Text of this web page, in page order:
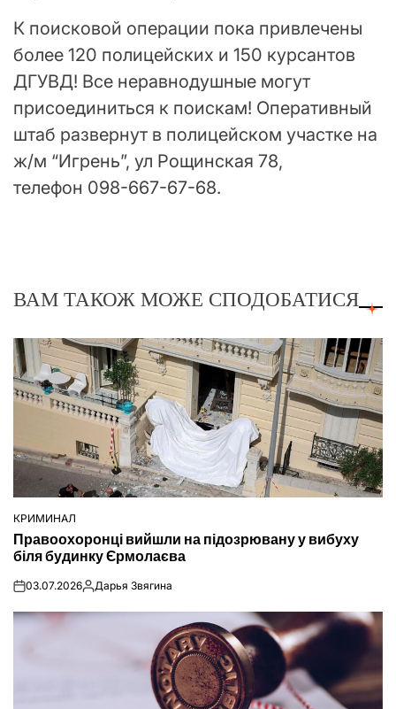
К поисковой операции пока привлечены
более 120 полицейских и 150 курсантов
ДГУВД! Все неравнодушные могут
присоединиться к поискам! Оперативный
штаб развернут в полицейском участке на
ж/м “Игрень”, ул Рощинская 78,
телефон 098-667-67-68.
ВАМ ТАКОЖ МОЖЕ СПОДОБАТИСЯ
ОПУБЛІКУВАТИ
КРИМИНАЛ
Правоохоронці вийшли на підозрювану у вибуху
біля будинку Єрмолаєва
on03.07.2026Опубліковано
Дарья Звягина